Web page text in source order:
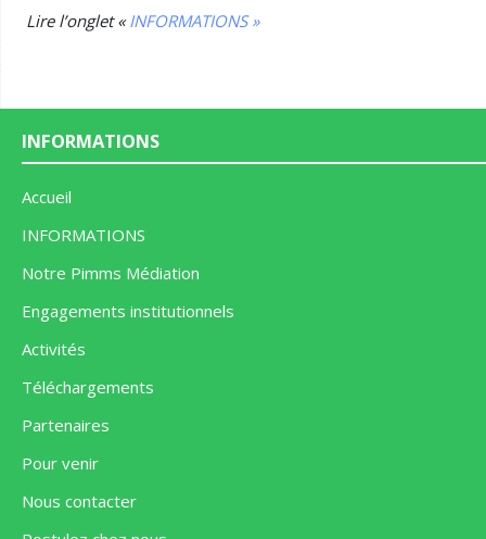
Lire l’onglet«INFORMATIONS »
INFORMATIONS
Accueil
INFORMATIONS
Notre Pimms Médiation
Engagements institutionnels
Activités
Téléchargements
Partenaires
Pour venir
Nous contacter